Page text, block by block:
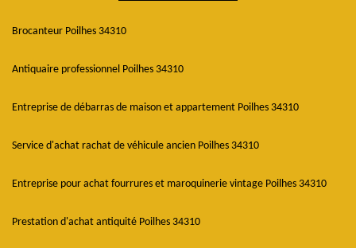
Brocanteur Poilhes 34310
Antiquaire professionnel Poilhes 34310
Entreprise de débarras de maison et appartement Poilhes 34310
Service d'achat rachat de véhicule ancien Poilhes 34310
Entreprise pour achat fourrures et maroquinerie vintage Poilhes 34310
Prestation d'achat antiquité Poilhes 34310